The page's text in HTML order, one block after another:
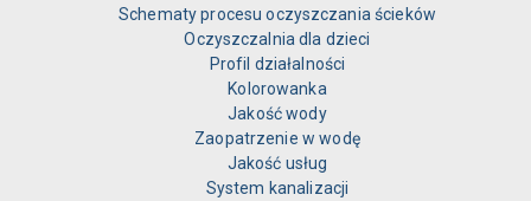
Schematy procesu oczyszczania ścieków
Oczyszczalnia dla dzieci
Profil działalności
Kolorowanka
Jakość wody
Zaopatrzenie w wodę
Jakość usług
System kanalizacji